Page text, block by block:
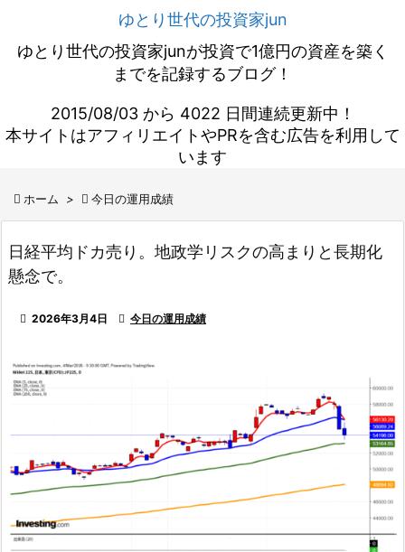
ゆとり世代の投資家jun
ゆとり世代の投資家junが投資で1億円の資産を築く
までを記録するブログ！
2015/08/03 から 4022 日間連続更新中！
本サイトはアフィリエイトやPRを含む広告を利用して
います
 ホーム >  今日の運用成績
日経平均ドカ売り。地政学リスクの高まりと長期化
懸念で。
 2026年3月4日  今日の運用成績